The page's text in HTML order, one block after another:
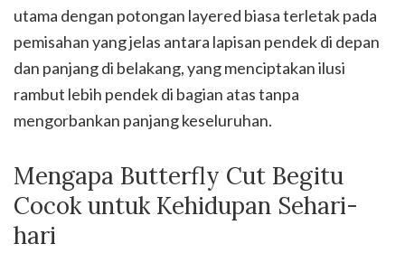
utama dengan potongan layered biasa terletak pada
pemisahan yang jelas antara lapisan pendek di depan
dan panjang di belakang, yang menciptakan ilusi
rambut lebih pendek di bagian atas tanpa
mengorbankan panjang keseluruhan.
Mengapa Butterfly Cut Begitu
Cocok untuk Kehidupan Sehari-
hari